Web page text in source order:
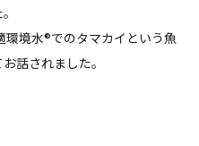
境水®でのタマカイという魚
話されました。